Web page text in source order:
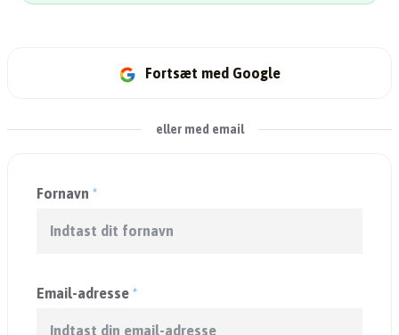
Fortsæt med Google
eller med email
Fornavn *
Email-adresse *